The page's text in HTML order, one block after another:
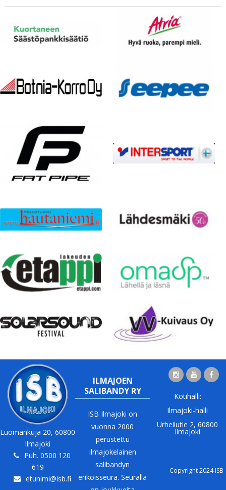
Luomankuja 20, 60800
Ilmajoki
Puh. 0500 120
619
etunimi@isb.fi
ILMAJOEN
SALIBANDY RY
ISB Ilmajoki on
vuonna 2000
perustettu
ilmajokelainen
salibandyn
erikoisseura. Seuralla
Kotihalli:
Ilmajoki-halli
Urheilutie 2, 60800
Ilmajoki
Copyright 2024 ISB